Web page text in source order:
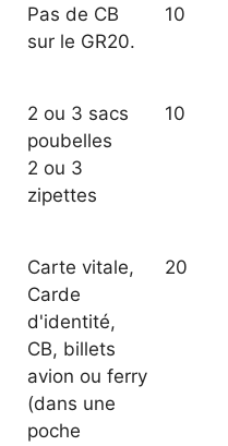
Pas de CB
sur le GR20.
10
2 ou 3 sacs
poubelles
2 ou 3
zipettes
10
Carte vitale,
Carde
d'identité,
CB, billets
avion ou ferry
(dans une
poche
20